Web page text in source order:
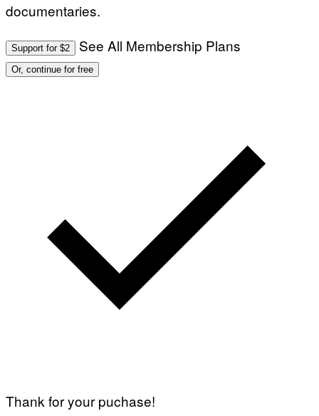
documentaries.
Support for $2 See All Membership Plans
Or, continue for free
Thank for your puchase!